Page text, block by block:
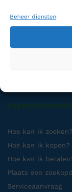
Beheer diensten
NL-2761 JE
Nederland
Voor algemene
Voor technische
Hoe kan ik zoeken?
Hoe kan ik kopen?
Hoe kan ik
Plaats een
Serviceaanvraag